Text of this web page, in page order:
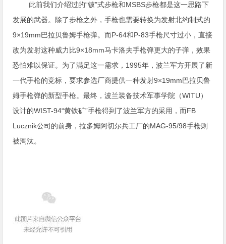
此前我们介绍过的“铍”式步枪和MSBS步枪都是这一思路下
发展的武器。除了步枪之外，手枪也需要转换为发射北约制式的
9×19mm巴拉贝鲁姆手枪弹。而P-64和P-83手枪尺寸过小，直接
改为发射这种威力比9×18mm马卡洛夫手枪弹更大的子弹，效果
恐怕难以保证。为了满足这一需求，1995年，波兰军方开展了新
一代手枪的竞标，要求参选厂商提供一种发射9×19mm巴拉贝鲁
姆手枪弹的新型手枪。最终，波兰装备技术军事学院（WITU）
设计的WIST-94“黄铁矿”手枪得到了波兰军方的采用，而FB
Lucznik公司的前身，拉多姆阿切尔兵工厂的MAG-95/98手枪则
被淘汰。